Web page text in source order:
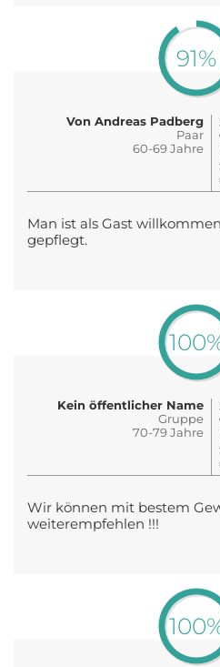
91%
Von Andreas Padberg
Paar
60-69 Jahre
Man ist als Gast
gepflegt.
Kein öffentlicher Name
Gruppe
70-79 Jahre
Wir können mit bestem
weiterempfehlen !!!